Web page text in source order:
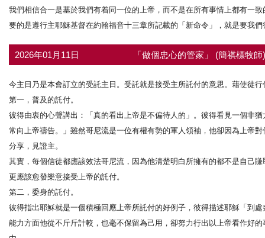
我們相信合一是基於我們有着同一位的上帝，而不是在所有事情上都有一
要的是遵行主耶穌基督在約翰福音十三章所記載的「新命令」，就是要我
2026年01月11日 「做個忠心的管家」 (簡祺標牧
今主日乃是本會訂立的受託主日。受託就是接受主所託付的意思。藉使徒
第一，普及的託付。
彼得由衷的心聲講出：「真的看出上帝是不偏待人的」。彼得看見一個非
常向上帝禱告。」雖然哥尼流是一位有權有勢的軍人領袖，他卻因為上帝
分享，見證主。
其實，每個信徒都應該效法哥尼流，因為他清楚明白所擁有的都不是自己
更應該愈發樂意接受上帝的託付。
第二，委身的託付。
彼得指出耶穌就是一個積極回應上帝所託付的好例子，彼得描述耶穌「到
能力方面他從不斤斤計較，也毫不保留為己用，卻努力行出以上帝看作好